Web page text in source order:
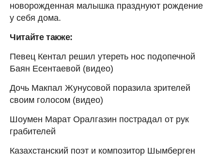
новорожденная малышка празднуют рождение
у себя дома.
Читайте также:
Певец Кентал решил утереть нос подопечной
Баян Есентаевой (видео)
Дочь Макпал Жунусовой поразила зрителей
своим голосом (видео)
Шоумен Марат Оралгазин пострадал от рук
грабителей
Казахстанский поэт и композитор Шымберген